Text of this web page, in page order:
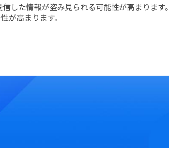
た情報が盗み見られる可能性が高まります
が高まります。